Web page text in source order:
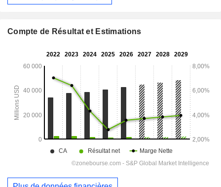
Compte de Résultat et Estimations